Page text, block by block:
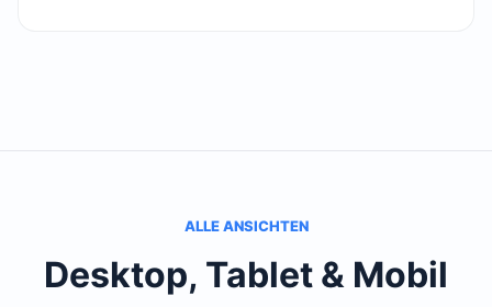
ALLE ANSICHTEN
Desktop, Tablet & Mobil